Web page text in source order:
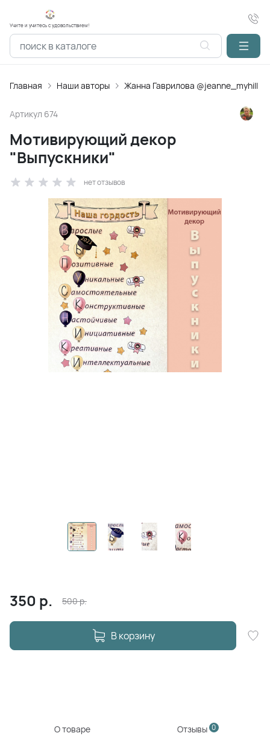
Учите и учитесь с удовольствием!
Главная Наши авторы Жанна Гаврилова @jeanne_myhill
Артикул 674
Мотивирующий декор
"Выпускники"
нет отзывов
350 р. 500р.
В корзину
О товаре Отзывы 0